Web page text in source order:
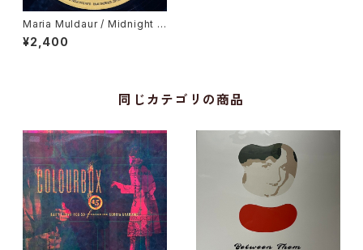
Maria Muldaur / Midnight A
t The Oasis
¥2,400
同じカテゴリの商品